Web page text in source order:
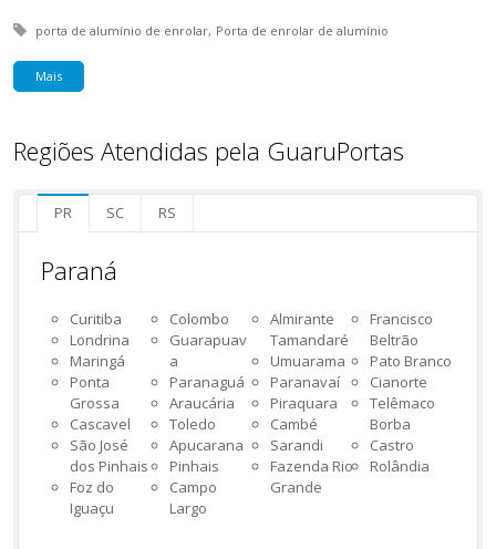
Tagged with:
porta de alumínio de enrolar Porta de enrolar de alumínio
Mais
Regiões Atendidas pela GuaruPortas
PR SC RS
Paraná
Curitiba
Londrina
Maringá
Ponta
Grossa
Cascavel
São José
dos Pinhais
Foz do
Iguaçu
Colombo
Guarapuav
a
Paranaguá
Araucária
Toledo
Apucarana
Pinhais
Campo
Largo
Almirante
Tamandaré
Umuarama
Paranavaí
Piraquara
Cambé
Sarandi
Fazenda Rio
Grande
Francisco
Beltrão
Pato Branco
Cianorte
Telêmaco
Borba
Castro
Rolândia